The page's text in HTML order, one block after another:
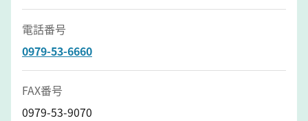
電話番号
0979-53-6660
FAX番号
0979-53-9070